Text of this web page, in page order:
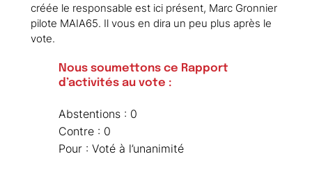
créée le responsable est ici présent, Marc Gronnier
pilote MAIA65. Il vous en dira un peu plus après le
vote.
Nous soumettons ce Rapport
d’activités au vote :
Abstentions : 0
Contre : 0
Pour : Voté à l’unanimité